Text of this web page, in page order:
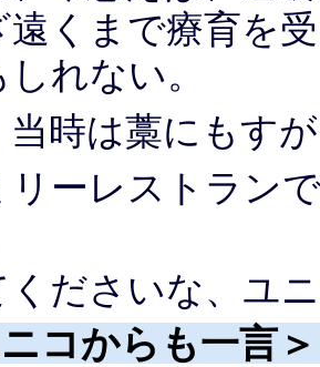
遠くまで療育を
れない。
当時は藁にもす
リーレストラン
くださいな、ユ
コからも一言＞